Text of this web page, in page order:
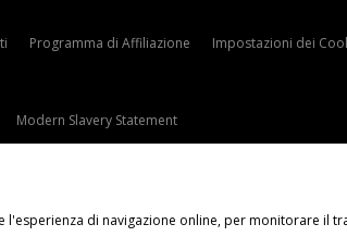
Programma di Affiliazione Impostazioni dei
Modern Slavery Statement
di navigazione online, per monitorare il